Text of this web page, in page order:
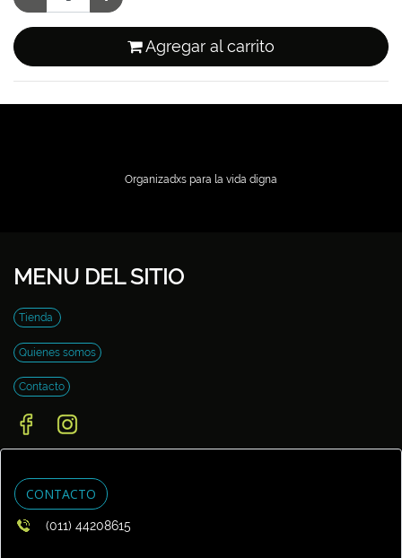
Agregar al carrito
Organizadxs para la vida digna
MENU DEL SITIO
Tienda
Quienes somos
Contacto
CONTACTO
(011) 44208615